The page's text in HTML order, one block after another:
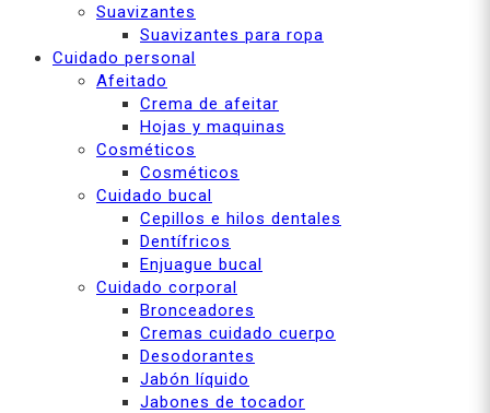
Suavizantes
Suavizantes para ropa
Cuidado personal
Afeitado
Crema de afeitar
Hojas y maquinas
Cosméticos
Cosméticos
Cuidado bucal
Cepillos e hilos dentales
Dentífricos
Enjuague bucal
Cuidado corporal
Bronceadores
Cremas cuidado cuerpo
Desodorantes
Jabón líquido
Jabones de tocador